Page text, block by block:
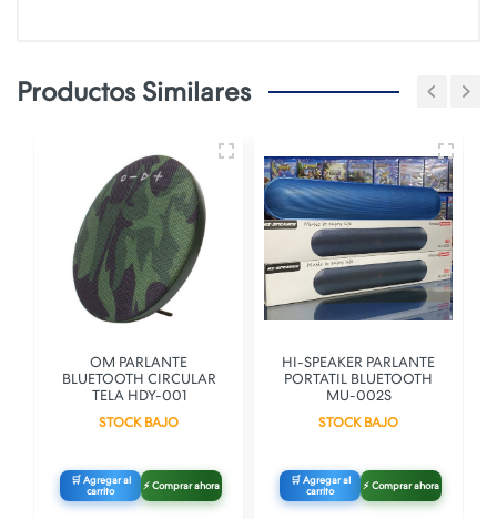
Productos Similares
OM PARLANTE
BLUETOOTH CIRCULAR
TELA HDY-001
STOCK BAJO
🛒 Agregar al
carrito
⚡ Comprar ahora
HI-SPEAKER PARLANTE
PORTATIL BLUETOOTH
MU-002S
STOCK BAJO
🛒 Agregar al
carrito
⚡ Comprar ahora